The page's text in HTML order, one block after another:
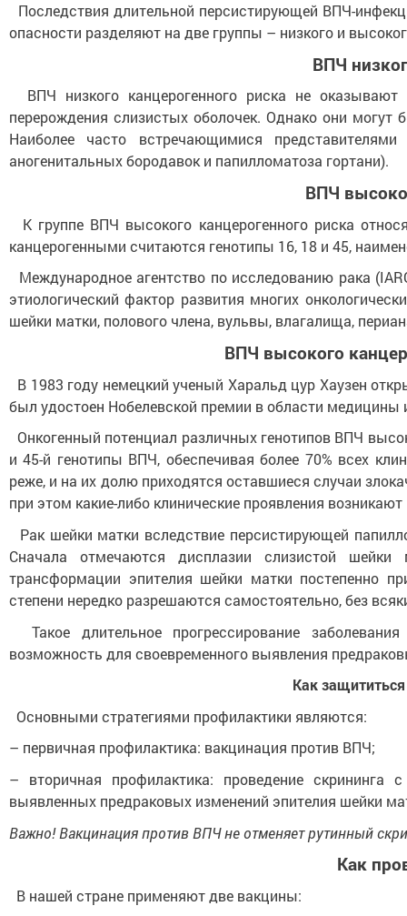
Последствия длительной персистирующей ВПЧ-
опасности разделяют на две группы – низкого и
ВПЧ
ВПЧ низкого канцерогенного риска не
перерождения слизистых оболочек. Однако они
Наиболее часто встречающимися
аногенитальных бородавок и папилломатоза гортани).
ВПЧ
К группе ВПЧ высокого канцерогенного риска
канцерогенными считаются генотипы 16, 18 и 45,
Международное агентство по исследованию рака
этиологический фактор развития многих
шейки матки, полового члена, вульвы, влагалища,
ВПЧ высокого
В 1983 году немецкий ученый Харальд цур Хаузен
был удостоен Нобелевской премии в области медицины
Онкогенный потенциал различных генотипов ВПЧ
и 45-й генотипы ВПЧ, обеспечивая более 70% всех
реже, и на их долю приходятся оставшиеся случаи
при этом какие-либо клинические проявления
Рак шейки матки вследствие персистирующей
Сначала отмечаются дисплазии слизистой шейки
трансформации эпителия шейки матки постепенно
степени нередко разрешаются самостоятельно, без
Такое длительное прогрессирование
возможность для своевременного выявления
Как
Основными стратегиями профилактики являются:
– первичная профилактика: вакцинация против ВПЧ;
– вторичная профилактика: проведение
выявленных предраковых изменений эпителия шейки
Важно! Вакцинация против ВПЧ не отменяет рутинный
Как
В нашей стране применяют две вакцины: